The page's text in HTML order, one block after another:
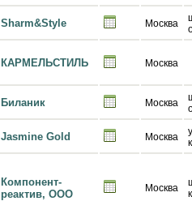
Sharm&Style Москва
КАРМЕЛЬСТИЛЬ Москва
Биланик Москва
Jasmine Gold Москва
Компонент-
реактив, ООО
Москва